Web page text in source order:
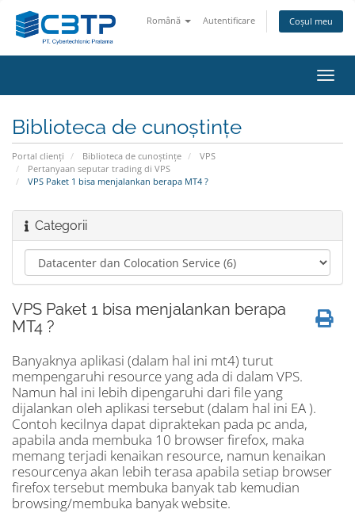
Română Autentificare Coșul meu
Biblioteca de cunoștințe
Portal clienți Biblioteca de cunoștințe
VPS
Pertanyaan seputar trading di VPS
VPS Paket 1 bisa menjalankan berapa MT4 ?
Categorii
VPS Paket 1 bisa menjalankan berapa
MT4 ?
Banyaknya aplikasi (dalam hal ini mt4) turut
mempengaruhi resource yang ada di dalam VPS.
Namun hal ini lebih dipengaruhi dari file yang
dijalankan oleh aplikasi tersebut (dalam hal ini EA ).
Contoh kecilnya dapat dipraktekan pada pc anda,
apabila anda membuka 10 browser firefox, maka
memang terjadi kenaikan resource, namun kenaikan
resourcenya akan lebih terasa apabila setiap browser
firefox tersebut membuka banyak tab kemudian
browsing/membuka banyak website.